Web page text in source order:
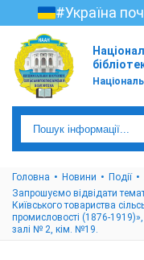
#Україна
Головна Новини Події
Запрошуємо відвідати
Київського товариства
промисловості (1876-
залі № 2, кім. №19.